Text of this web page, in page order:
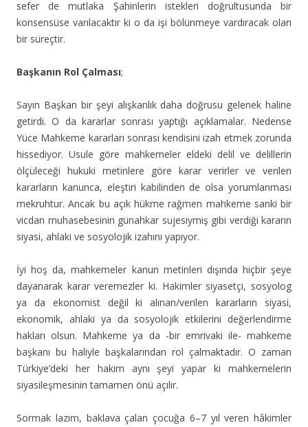
sefer de mutlaka Şahinlerin istekleri doğrultusunda bir
konsensüse varılacaktır ki o da işi bölünmeye vardıracak olan
bir süreçtir.
Başkanın Rol Çalması;
Sayın Başkan bir şeyi alışkanlık daha doğrusu gelenek haline
getirdi. O da kararlar sonrası yaptığı açıklamalar. Nedense
Yüce Mahkeme kararları sonrası kendisini izah etmek zorunda
hissediyor. Usule göre mahkemeler eldeki delil ve delillerin
ölçüleceği hukuki metinlere göre karar verirler ve verilen
kararların kanunca, eleştiri kabilinden de olsa yorumlanması
mekruhtur. Ancak bu açık hükme rağmen mahkeme sanki bir
vicdan muhasebesinin günahkar sujesiymiş gibi verdiği kararın
siyasi, ahlaki ve sosyolojik izahını yapıyor.
İyi hoş da, mahkemeler kanun metinleri dışında hiçbir şeye
dayanarak karar veremezler ki. Hakimler siyasetçi, sosyolog
ya da ekonomist değil ki alınan/verilen kararların siyasi,
ekonomik, ahlaki ya da sosyolojik etkilerini değerlendirme
hakları olsun. Mahkeme ya da -bir emrivaki ile- mahkeme
başkanı bu haliyle başkalarından rol çalmaktadır. O zaman
Türkiye’deki her hakim aynı şeyi yapar ki mahkemelerin
siyasileşmesinin tamamen önü açılır.
Sormak lazım, baklava çalan çocuğa 6–7 yıl veren hâkimler